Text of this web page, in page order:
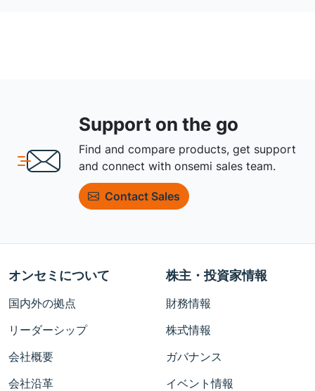
Support on the go
Find and compare products, get support
and connect with onsemi sales team.
Contact Sales
オンセミについて
国内外の拠点
リーダーシップ
会社概要
会社沿革
株主・投資家情報
財務情報
株式情報
ガバナンス
イベント情報